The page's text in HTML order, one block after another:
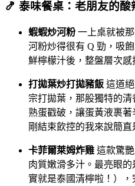
🍤 泰味餐桌：老朋友的酸
蝦蝦炒河粉一上桌就被那
河粉炒得很有 Q 勁，吸
鮮檸檬汁後，整盤層次感
打拋葉炒打拋豬飯 這道
宗打拋葉，那股獨特的
熟蛋戳破，讓蛋黃液裹
剛結束飲控的我來說簡直
卡菲爾萊姆炸雞 這款驚
肉質嫩滑多汁。最亮眼的
實就是泰國清檸啦！）